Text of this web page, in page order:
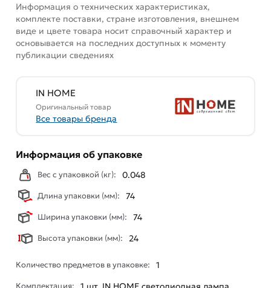
Информация о технических характеристиках,
комплекте поставки, стране изготовления, внешнем
виде и цвете товара носит справочный характер и
основывается на последних доступных к моменту
публикации сведениях
IN HOME
Оригинальный товар
Все товары бренда
Информация об упаковке
Вес с упаковкой (кг): 0.048
Длина упаковки (мм): 74
Ширина упаковки (мм): 74
Высота упаковки (мм): 24
Количество предметов в упаковке: 1
Комплектация: